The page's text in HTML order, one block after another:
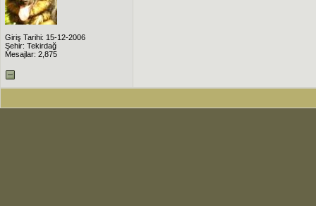
Giriş Tarihi: 15-12-2006
Şehir: Tekirdağ
Mesajlar: 2,875